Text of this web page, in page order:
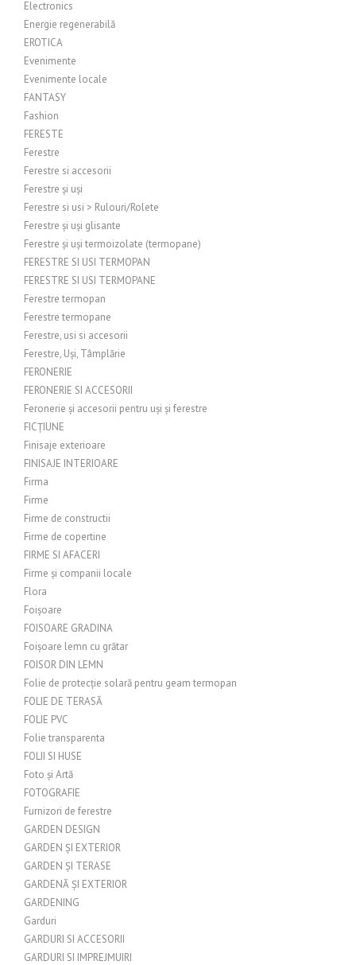
Electronics
Energie regenerabilă
EROTICA
Evenimente
Evenimente locale
FANTASY
Fashion
FERESTE
Ferestre
Ferestre si accesorii
Ferestre și uși
Ferestre si usi > Rulouri/Rolete
Ferestre și uși glisante
Ferestre și uși termoizolate (termopane)
FERESTRE SI USI TERMOPAN
FERESTRE SI USI TERMOPANE
Ferestre termopan
Ferestre termopane
Ferestre, usi si accesorii
Ferestre, Uși, Tâmplărie
FERONERIE
FERONERIE SI ACCESORII
Feronerie și accesorii pentru uși și ferestre
FICȚIUNE
Finisaje exterioare
FINISAJE INTERIOARE
Firma
Firme
Firme de constructii
Firme de copertine
FIRME SI AFACERI
Firme și companii locale
Flora
Foișoare
FOISOARE GRADINA
Foișoare lemn cu grătar
FOISOR DIN LEMN
Folie de protecție solară pentru geam termopan
FOLIE DE TERASĂ
FOLIE PVC
Folie transparenta
FOLII SI HUSE
Foto și Artă
FOTOGRAFIE
Furnizori de ferestre
GARDEN DESIGN
GARDEN ȘI EXTERIOR
GARDEN ȘI TERASE
GARDENĂ ȘI EXTERIOR
GARDENING
Garduri
GARDURI SI ACCESORII
GARDURI SI IMPREJMUIRI